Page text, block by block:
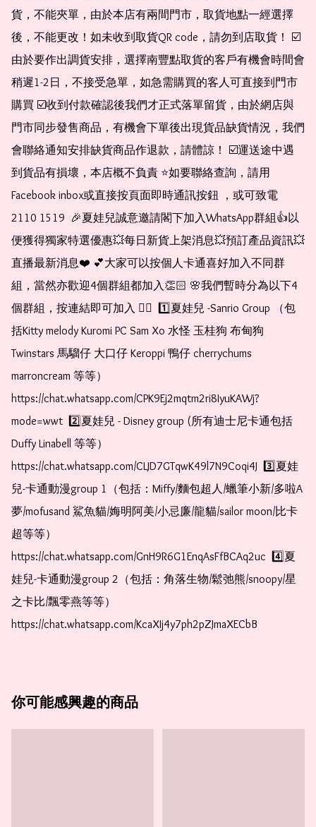
貨，不能夾單，由於本店有兩間門市，取貨地點一經選擇
後，不能更改！如未收到取貨QR code，請勿到店取貨！ ☑️
由於要作出調貨安排，選擇南豐點取貨的客戶有機會時間會
稍遲1-2日，不接受急單，如急需購買的客人可直接到門市
購買 ☑️收到付款確認後我們才正式落單留貨，由於網店與
門市同步發售商品，有機會下單後出現貨品缺貨情況，我們
會聯絡通知安排缺貨商品作退款，請體諒！ ☑️運送途中遇
到貨品有損壞，本店概不負責 ⭐️如要聯絡查詢，請用
Facebook inbox或直接按頁面即時通訊按鈕 ，或可致電
2110 1519  🎉夏娃兒誠意邀請閣下加入WhatsApp群組👍以
便獲得獨家特選優惠💥每日新貨上架消息💥預訂產品資訊💥
直播最新消息❤️ 💕大家可以按個人卡通喜好加入不同群
組，當然亦歡迎4個群組都加入👏🏻 🌸我們暫時分為以下4
個群組，按連結即可加入 👇🏻  1️⃣夏娃兒 -Sanrio Group （包
括Kitty melody Kuromi PC Sam Xo 水怪 玉桂狗 布甸狗
Twinstars 馬騮仔 大口仔 Keroppi 鴨仔 cherrychums
marroncream 等等）
https://chat.whatsapp.com/CPK9Ej2mqtm2ri8IyuKAWj?
mode=wwt  2️⃣夏娃兒 - Disney group (所有迪士尼卡通包括
Duffy Linabell 等等）
https://chat.whatsapp.com/CLJD7GTqwK49l7N9Coqi4J  3️⃣夏娃
兒-卡通動漫group 1（包括：Miffy/麵包超人/蠟筆小新/多啦A
夢/mofusand 鯊魚貓/娒明阿美/小忌廉/龍貓/sailor moon/比卡
超等等）
https://chat.whatsapp.com/GnH9R6G1EnqAsFfBCAq2uc  4️⃣夏
娃兒-卡通動漫group 2（包括：角落生物/鬆弛熊/snoopy/星
之卡比/飄零燕等等）
https://chat.whatsapp.com/KcaXIj4y7ph2pZJmaXECbB
你可能感興趣的商品